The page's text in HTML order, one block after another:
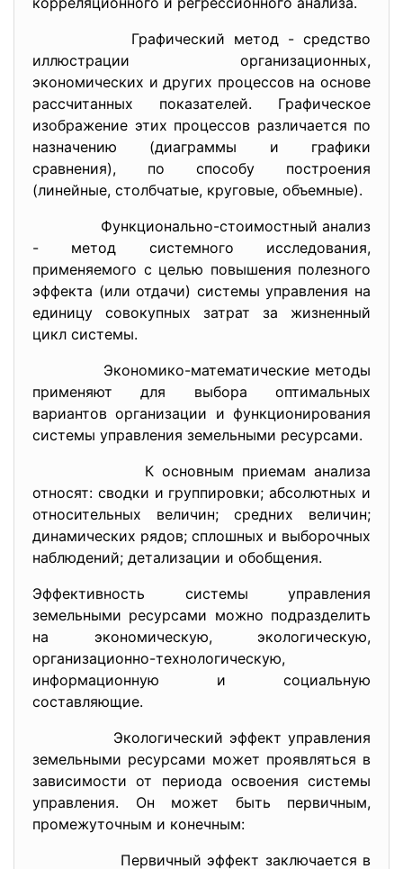
Графический метод - средство
иллюстрации организационных,
экономических и других процессов на основе
рассчитанных показателей. Графическое
изображение этих процессов различается по
назначению (диаграммы и графики
сравнения), по способу построения
(линейные, столбчатые, круговые, объемные).
Функционально-стоимостный анализ
- метод системного исследования,
применяемого с целью повышения полезного
эффекта (или отдачи) системы управления на
единицу совокупных затрат за жизненный
цикл системы.
Экономико-математические методы
применяют для выбора оптимальных
вариантов организации и функционирования
системы управления земельными ресурсами.
К основным приемам анализа
относят: сводки и группировки; абсолютных и
относительных величин; средних величин;
динамических рядов; сплошных и выборочных
наблюдений; детализации и обобщения.
Эффективность системы управления
земельными ресурсами можно подразделить
на экономическую, экологическую,
организационно-технологическую,
информационную и социальную
составляющие.
Экологический эффект управления
земельными ресурсами может проявляться в
зависимости от периода освоения системы
управления. Он может быть первичным,
промежуточным и конечным:
Первичный эффект заключается в